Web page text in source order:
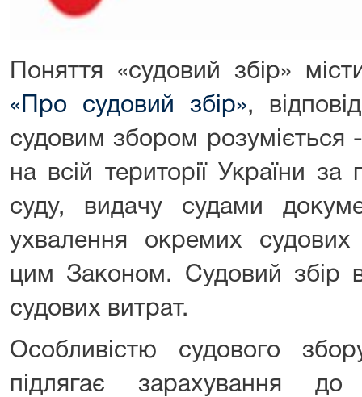
Поняття «судовий збір»
«Про судовий збір»,
судовим збором розуміється
на всій території України
суду, видачу судами
ухвалення окремих
цим Законом. Судовий збір
судових витрат.
Особливістю судового
підлягає зарахування